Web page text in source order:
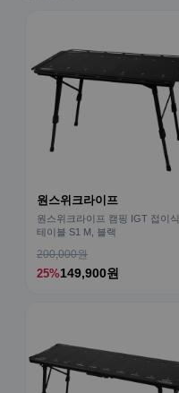
원스위크라이프
원스위크라이프 캠핑 IGT 접이식
테이블 S1 M, 블랙
200,000원
25%149,900원